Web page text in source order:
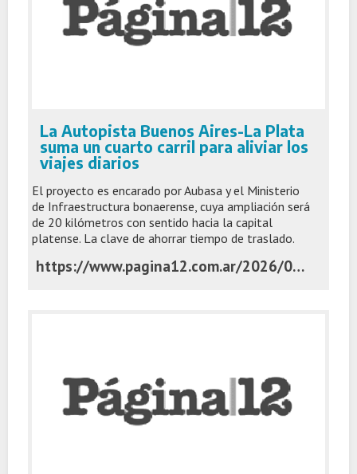
La Autopista Buenos Aires-La Plata
suma un cuarto carril para aliviar los
viajes diarios
El proyecto es encarado por Aubasa y el Ministerio
de Infraestructura bonaerense, cuya ampliación será
de 20 kilómetros con sentido hacia la capital
platense. La clave de ahorrar tiempo de traslado.
https://www.pagina12.com.ar/2026/06/02/la-autopista-buenos-aires-la-plata-suma-un-cuarto-carril-para-aliviar-los-viajes-diarios/